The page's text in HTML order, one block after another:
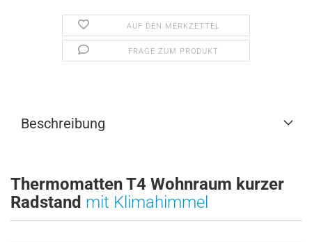
AUF DEN MERKZETTEL
FRAGE ZUM PRODUKT
Beschreibung
Thermomatten T4 Wohnraum kurzer
Radstand mit Klimahimmel